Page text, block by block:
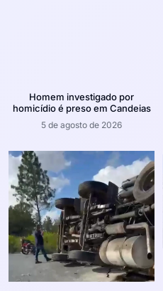
Homem investigado por
homicídio é preso em Candeias
5 de agosto de 2026